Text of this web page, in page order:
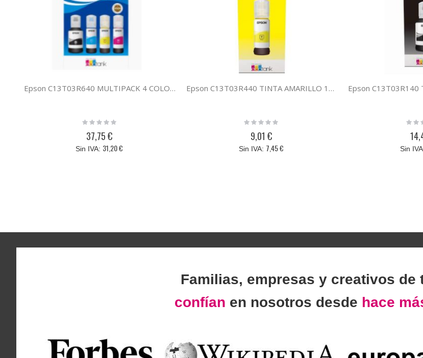
Epson C13T03R640 MULTIPACK 4 COLORES 102 ECOTANK
Rating:
37,75 €
31,20 €
Epson C13T03R440 TINTA AMARILLO 102 ECOTANK
Rating:
9,01 €
7,45 €
Familias, empresas y creativos de
confían en nosotros desde hace